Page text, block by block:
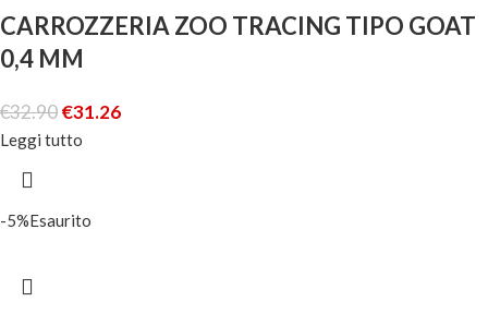
CARROZZERIA ZOO TRACING TIPO GOAT
0,4 MM
€32.90€31.26
Leggi tutto
-5%Esaurito